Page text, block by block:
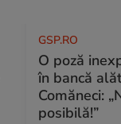
GSP.RO
O poză
în bancă
Comăneci:
posibilă!”